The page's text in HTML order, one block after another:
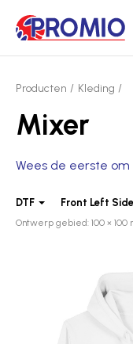
Producten Kleding
Mixer
Wees de eerste
DTF Front Left Side
Ontwerp gebied: 100 × 100